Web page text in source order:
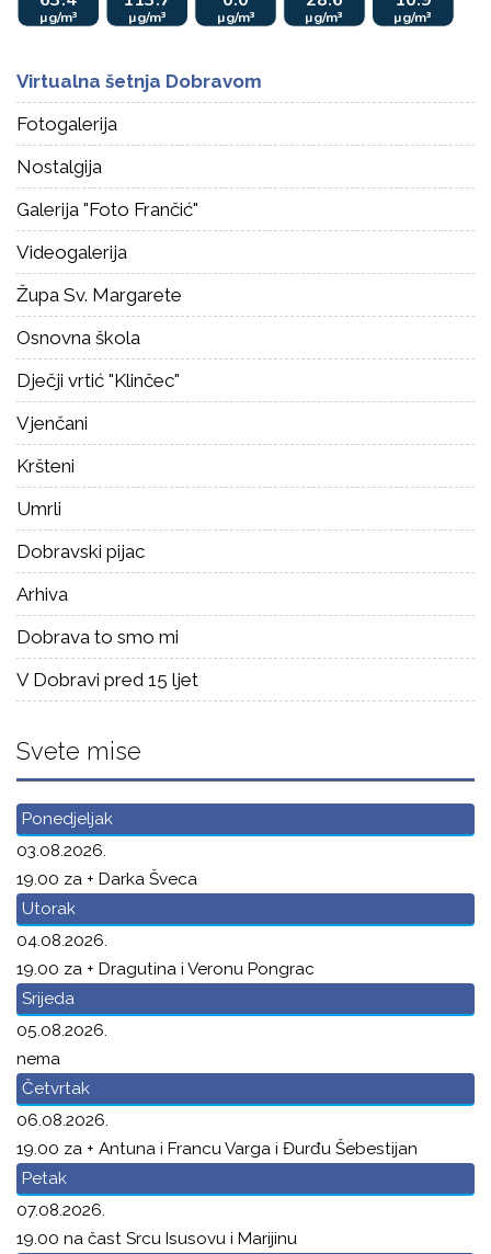
Virtualna šetnja Dobravom
Fotogalerija
Nostalgija
Galerija "Foto Frančić"
Videogalerija
Župa Sv. Margarete
Osnovna škola
Dječji vrtić "Klinčec"
Vjenčani
Kršteni
Umrli
Dobravski pijac
Arhiva
Dobrava to smo mi
V Dobravi pred 15 ljet
Svete mise
Ponedjeljak
03.08.2026.
19.00 za + Darka Šveca
Utorak
04.08.2026.
19.00 za + Dragutina i Veronu Pongrac
Srijeda
05.08.2026.
nema
Četvrtak
06.08.2026.
19.00 za + Antuna i Francu Varga i Đurđu Šebestijan
Petak
07.08.2026.
19.00 na čast Srcu Isusovu i Marijinu